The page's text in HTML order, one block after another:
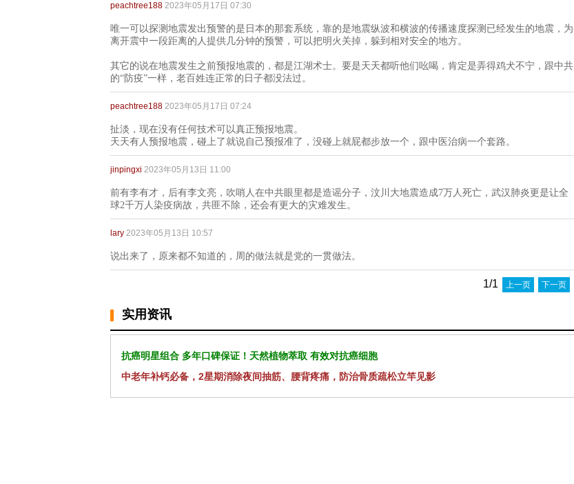
peachtree188 2023年05月17日 07:30
唯一可以探测地震发出预警的是日本的那套系统，靠的是地震纵波和横波的传播速度探测已经发生的地震，为
离开震中一段距离的人提供几分钟的预警，可以把明火关掉，躲到相对安全的地方。
其它的说在地震发生之前预报地震的，都是江湖术士。要是天天都听他们吆喝，肯定是弄得鸡犬不宁，跟中共
的“防疫”一样，老百姓连正常的日子都没法过。
peachtree188 2023年05月17日 07:24
扯淡，现在没有任何技术可以真正预报地震。
天天有人预报地震，碰上了就说自己预报准了，没碰上就屁都步放一个，跟中医治病一个套路。
jinpingxi 2023年05月13日 11:00
前有李有才，后有李文亮，吹哨人在中共眼里都是造谣分子，汶川大地震造成7万人死亡，武汉肺炎更是让全
球2千万人染疫病故，共匪不除，还会有更大的灾难发生。
lary 2023年05月13日 10:57
说出来了，原来都不知道的，周的做法就是党的一贯做法。
1/1 上一页 下一页
实用资讯
抗癌明星组合 多年口碑保证！天然植物萃取 有效对抗癌细胞
中老年补钙必备，2星期消除夜间抽筋、腰背疼痛，防治骨质疏松立竿见影